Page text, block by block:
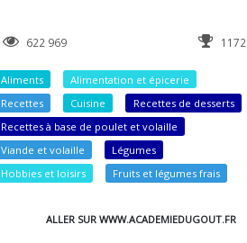
622 969 1172
Aliments
Alimentation et épicerie
Recettes
Cuisine
Recettes de desserts
Recettes à base de poulet et volaille
Viande et volaille
Légumes
Hobbies et loisirs
Fruits et légumes frais
ALLER SUR WWW.ACADEMIEDUGOUT.FR